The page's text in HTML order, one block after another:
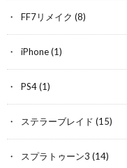
FF7リメイク (8)
iPhone(1)
PS4(1)
ステラーブレイド (15)
スプラトゥーン3 (14)